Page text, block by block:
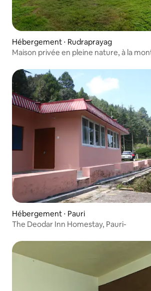
Hébergement ⋅ Rudraprayag
Maison privée en pleine nature, à la
Hébergement ⋅ Pauri
The Deodar Inn Homestay, Pauri-